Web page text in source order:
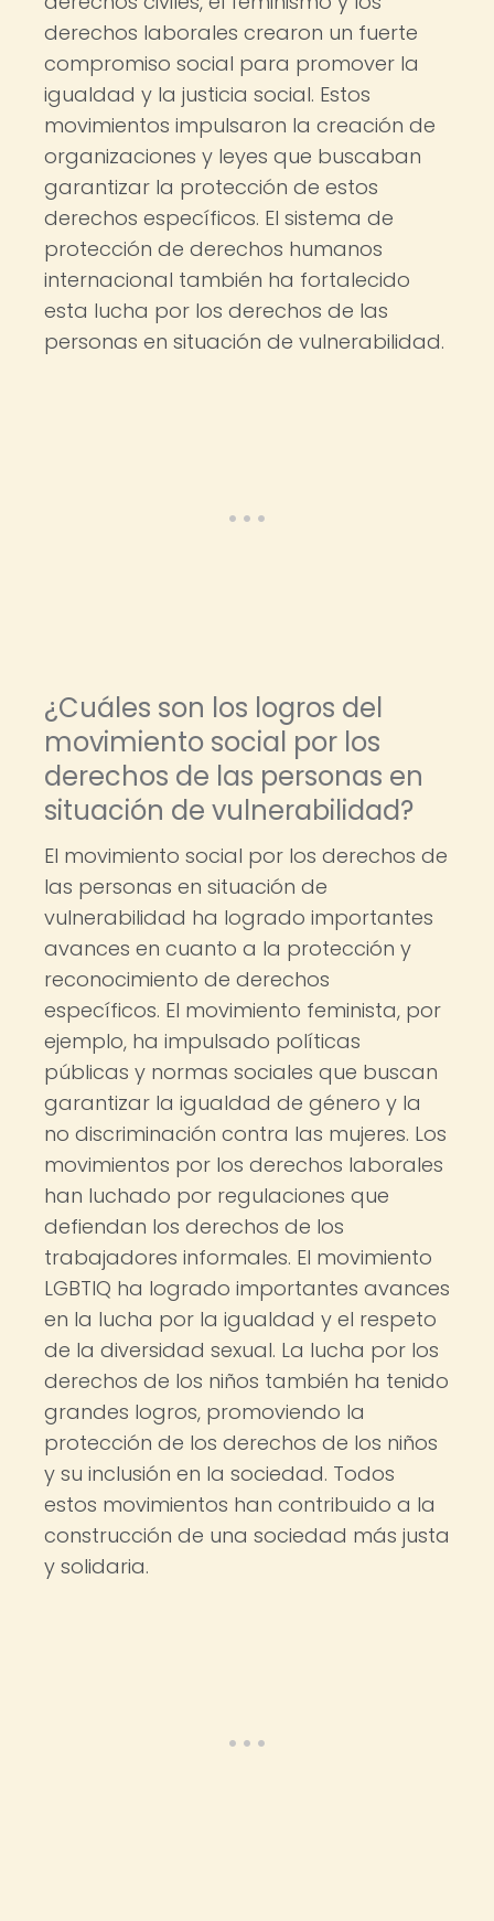
derechos laborales crearon un fuerte
compromiso social para promover la
igualdad y la justicia social. Estos
movimientos impulsaron la creación de
organizaciones y leyes que buscaban
garantizar la protección de estos
derechos específicos. El sistema de
protección de derechos humanos
internacional también ha fortalecido
esta lucha por los derechos de las
personas en situación de vulnerabilidad.
¿Cuáles son los logros del
movimiento social por los
derechos de las personas en
situación de vulnerabilidad?
El movimiento social por los derechos de
las personas en situación de
vulnerabilidad ha logrado importantes
avances en cuanto a la protección y
reconocimiento de derechos
específicos. El movimiento feminista, por
ejemplo, ha impulsado políticas
públicas y normas sociales que buscan
garantizar la igualdad de género y la
no discriminación contra las mujeres. Los
movimientos por los derechos laborales
han luchado por regulaciones que
defiendan los derechos de los
trabajadores informales. El movimiento
LGBTIQ ha logrado importantes avances
en la lucha por la igualdad y el respeto
de la diversidad sexual. La lucha por los
derechos de los niños también ha tenido
grandes logros, promoviendo la
protección de los derechos de los niños
y su inclusión en la sociedad. Todos
estos movimientos han contribuido a la
construcción de una sociedad más justa
y solidaria.